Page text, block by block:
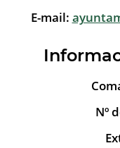
E-mail:
Nº